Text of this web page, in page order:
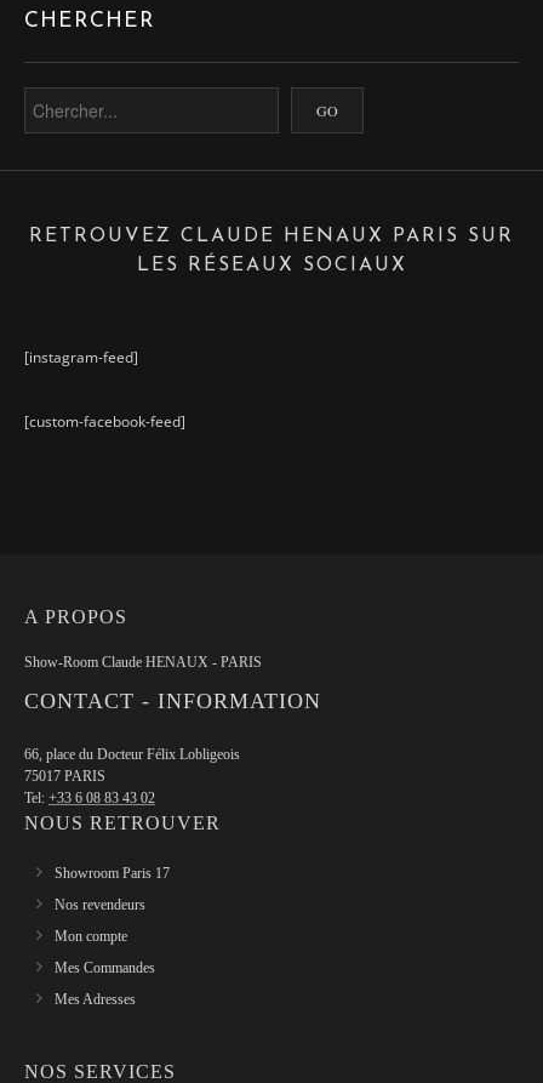
CHERCHER
RETROUVEZ CLAUDE HENAUX PARIS SUR
LES RÉSEAUX SOCIAUX
[instagram-feed]
[custom-facebook-feed]
A PROPOS
Show-Room Claude HENAUX - PARIS
CONTACT - INFORMATION
66, place du Docteur Félix Lobligeois
75017 PARIS
Tel: +33 6 08 83 43 02
NOUS RETROUVER
Showroom Paris 17
Nos revendeurs
Mon compte
Mes Commandes
Mes Adresses
NOS SERVICES